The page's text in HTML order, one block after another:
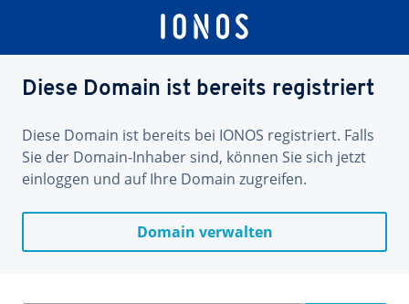
Diese Domain ist bereits registriert
Diese Domain ist bereits bei IONOS registriert. Falls
Sie der Domain-Inhaber sind, können Sie sich jetzt
einloggen und auf Ihre Domain zugreifen.
Domain verwalten